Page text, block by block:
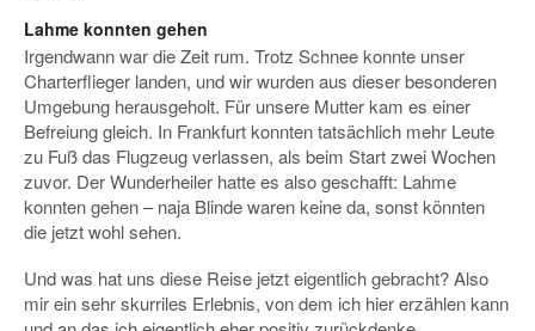
Lahme konnten gehen
Irgendwann war die Zeit rum. Trotz Schnee konnte unser
Charterflieger landen, und wir wurden aus dieser besonderen
Umgebung herausgeholt. Für unsere Mutter kam es einer
Befreiung gleich. In Frankfurt konnten tatsächlich mehr Leute
zu Fuß das Flugzeug verlassen, als beim Start zwei Wochen
zuvor. Der Wunderheiler hatte es also geschafft: Lahme
konnten gehen – naja Blinde waren keine da, sonst könnten
die jetzt wohl sehen.
Und was hat uns diese Reise jetzt eigentlich gebracht? Also
mir ein sehr skurriles Erlebnis, von dem ich hier erzählen kann